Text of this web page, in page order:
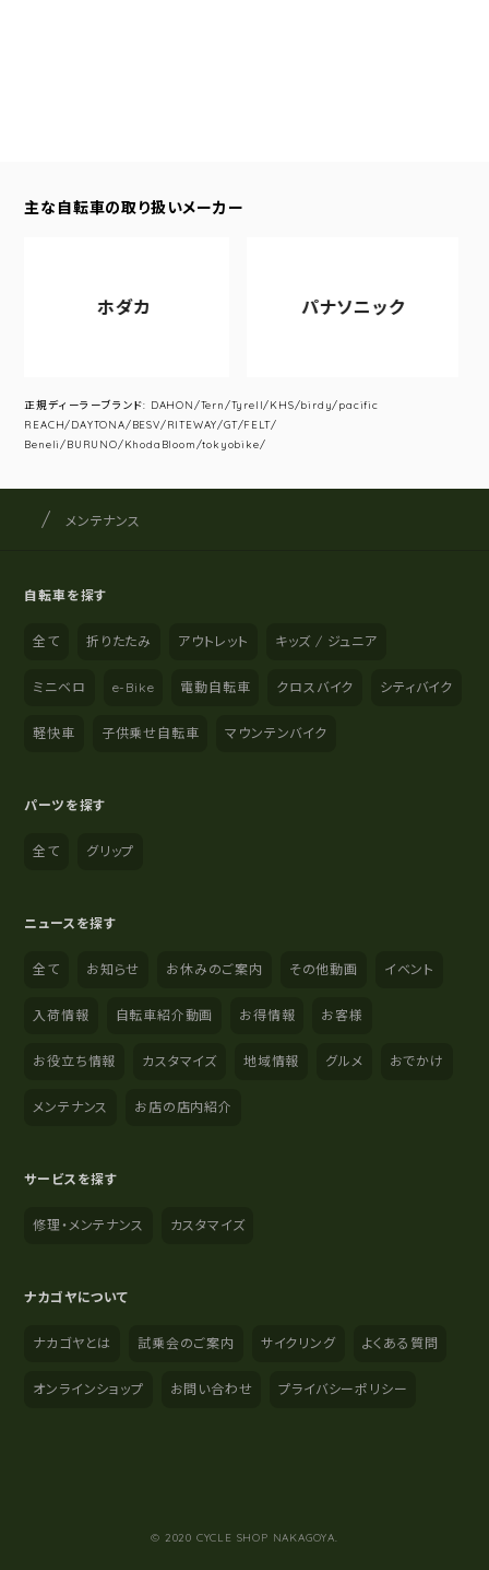
主な自転車の取り扱いメーカー
ホダカ パナソニック
正規ディーラーブランド: DAHON/Tern/Tyrell/KHS/birdy/pacific
REACH/DAYTONA/BESV/RITEWAY/GT/FELT/
Beneli/BURUNO/KhodaBloom/tokyobike/
サイト内の現在地
サイクルショップナカゴヤ
メンテナンス
自転車を探す
全て 折りたたみ アウトレット キッズ / ジュニア
ミニベロ e-Bike 電動自転車 クロスバイク シティバイク
軽快車 子供乗せ自転車 マウンテンバイク
パーツを探す
全て グリップ
ニュースを探す
全て お知らせ お休みのご案内 その他動画 イベント
入荷情報 自転車紹介動画 お得情報 お客様
お役立ち情報 カスタマイズ 地域情報 グルメ おでかけ
メンテナンス お店の店内紹介
サービスを探す
修理・メンテナンス カスタマイズ
ナカゴヤについて
ナカゴヤとは 試乗会のご案内 サイクリング よくある質問
オンラインショップ お問い合わせ プライバシーポリシー
© 2020 CYCLE SHOP NAKAGOYA.